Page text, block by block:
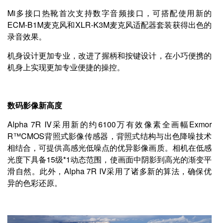
Mi多接口热靴首次支持数字音频接口，可搭配使用新的
ECM-B1M麦克风和XLR-K3M麦克风适配器套装获得出色的
录音效果。
机身设计更加专业，改进了握柄和按键设计，在小巧便携的
机身上实现更加专业便捷的操控。
数码影像新高度
Alpha 7R IV采用新的约6100万有效像素全画幅Exmor
R™CMOS背照式影像传感器，背照式结构与出色降噪技术
相结合，可提供高感光低噪点的优异影像画质。相机在低感
光度下具备15级*1动态范围，使画面中阴影到高光的渐变平
滑自然。此外，Alpha 7R IV采用了诸多新的算法，确保优
异的色彩还原。